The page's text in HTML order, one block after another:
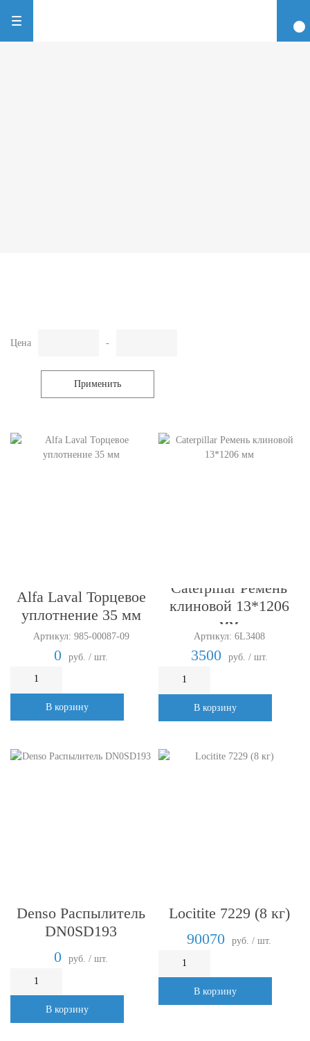
Цена -
Применить
Alfa Laval Торцевое
уплотнение 35 мм
Артикул: 985-00087-09
0 руб. / шт.
В корзину
Caterpillar Ремень
клиновой 13*1206
мм
Артикул: 6L3408
3500 руб. / шт.
В корзину
Denso Распылитель
DN0SD193
0
руб. / шт.
В корзину
Locitite 7229 (8 кг)
90070
руб. / шт.
В корзину